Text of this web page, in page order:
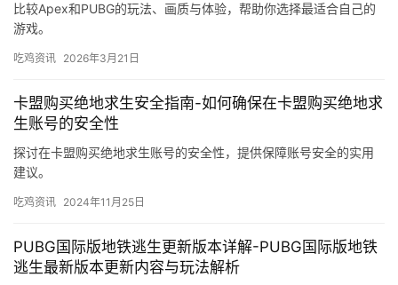
比较Apex和PUBG的玩法、画质与体验，帮助你选择最适合自己的
游戏。
吃鸡资讯 2026年3月21日
卡盟购买绝地求生安全指南-如何确保在卡盟购买绝地求
生账号的安全性
探讨在卡盟购买绝地求生账号的安全性，提供保障账号安全的实用
建议。
吃鸡资讯 2024年11月25日
PUBG国际版地铁逃生更新版本详解-PUBG国际版地铁
逃生最新版本更新内容与玩法解析